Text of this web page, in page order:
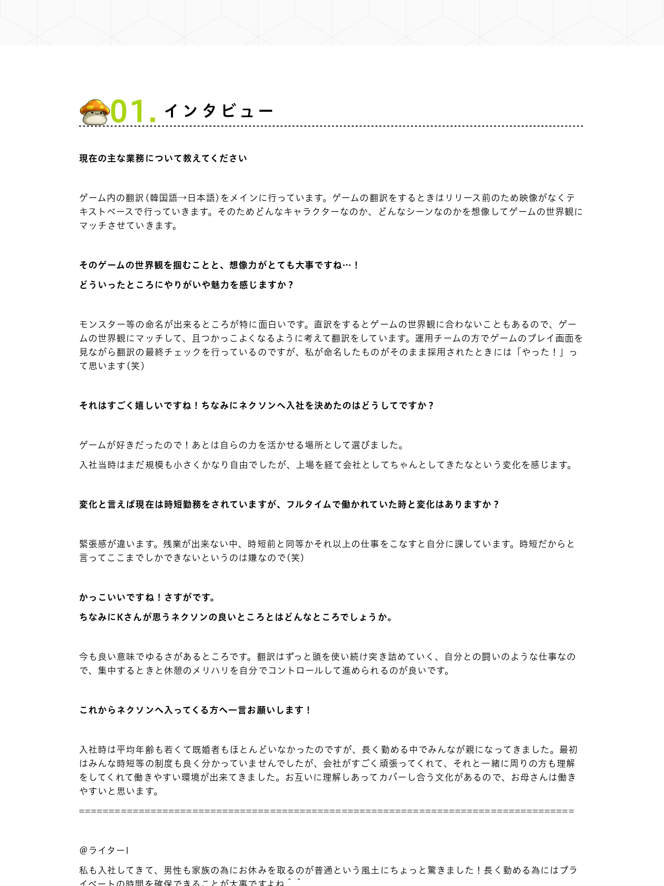
トップ
コンセプト
会社紹介
仕事紹介/募集職種
社員紹介
福利厚生
個人情報保護方針
01. インタビュー
現在の主な業務について教えてください
ゲーム内の翻訳(韓国語→日本語)をメインに行っています。ゲームの翻訳をするときはリリース前のため映像がなくテ
キストベースで行っていきます。そのためどんなキャラクターなのか、どんなシーンなのかを想像してゲームの世界観に
マッチさせていきます。
そのゲームの世界観を掴むことと、想像力がとても大事ですね…！
どういったところにやりがいや魅力を感じますか？
モンスター等の命名が出来るところが特に面白いです。直訳をするとゲームの世界観に合わないこともあるので、ゲー
ムの世界観にマッチして、且つかっこよくなるように考えて翻訳をしています。運用チームの方でゲームのプレイ画面を
見ながら翻訳の最終チェックを行っているのですが、私が命名したものがそのまま採用されたときには「やった！」っ
て思います(笑)
それはすごく嬉しいですね！ちなみにネクソンへ入社を決めたのはどうしてですか？
ゲームが好きだったので！あとは自らの力を活かせる場所として選びました。
入社当時はまだ規模も小さくかなり自由でしたが、上場を経て会社としてちゃんとしてきたなという変化を感じます。
変化と言えば現在は時短勤務をされていますが、フルタイムで働かれていた時と変化はありますか？
緊張感が違います。残業が出来ない中、時短前と同等かそれ以上の仕事をこなすと自分に課しています。時短だからと
言ってここまでしかできないというのは嫌なので(笑)
かっこいいですね！さすがです。
ちなみにKさんが思うネクソンの良いところとはどんなところでしょうか。
今も良い意味でゆるさがあるところです。翻訳はずっと頭を使い続け突き詰めていく、自分との闘いのような仕事なの
で、集中するときと休憩のメリハリを自分でコントロールして進められるのが良いです。
これからネクソンへ入ってくる方へ一言お願いします！
入社時は平均年齢も若くて既婚者もほとんどいなかったのですが、長く勤める中でみんなが親になってきました。最初
はみんな時短等の制度も良く分かっていませんでしたが、会社がすごく頑張ってくれて、それと一緒に周りの方も理解
をしてくれて働きやすい環境が出来てきました。お互いに理解しあってカバーし合う文化があるので、お母さんは働き
やすいと思います。
===================================================================================
＠ライターI
私も入社してきて、男性も家族の為にお休みを取るのが普通という風土にちょっと驚きました！長く勤める為にはプラ
イベートの時間を確保できることが大事ですよね＾＾